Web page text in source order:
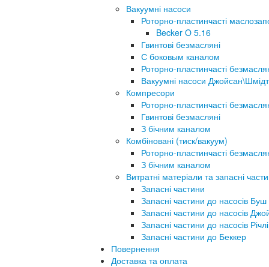
Вакуумні насоси
Роторно-пластинчасті
Becker O 5.16
Гвинтові безмасляні
С боковым каналом
Роторно-пластинчасті
Вакуумні насоси Джойсан\Шмідт
Компресори
Роторно-пластинчасті
Гвинтові безмасляні
З бічним каналом
Комбіновані (тиск/вакуум)
Роторно-пластинчасті
З бічним каналом
Витратні матеріали та запасні
Запасні частини
Запасні частини до насосів Буш
Запасні частини до насосів
Запасні частини до насосів Річлі
Запасні частини до Беккер
Повернення
Доставка та оплата